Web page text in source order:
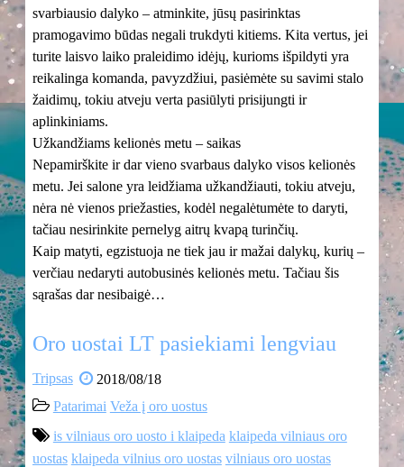
svarbiausio dalyko – atminkite, jūsų pasirinktas
pramogavimo būdas negali trukdyti kitiems. Kita vertus, jei
turite laisvo laiko praleidimo idėjų, kurioms išpildyti yra
reikalinga komanda, pavyzdžiui, pasiėmėte su savimi stalo
žaidimų, tokiu atveju verta pasiūlyti prisijungti ir
aplinkiniams.
Užkandžiams kelionės metu – saikas
Nepamirškite ir dar vieno svarbaus dalyko visos kelionės
metu. Jei salone yra leidžiama užkandžiauti, tokiu atveju,
nėra nė vienos priežasties, kodėl negalėtumėte to daryti,
tačiau nesirinkite pernelyg aitrų kvapą turinčių.
Kaip matyti, egzistuoja ne tiek jau ir mažai dalykų, kurių –
verčiau nedaryti autobusinės kelionės metu. Tačiau šis
sąrašas dar nesibaigė…
Oro uostai LT pasiekiami lengviau
Tripsas
2018/08/18
Patarimai Veža į oro uostus
is vilniaus oro uosto i klaipeda klaipeda vilniaus oro
uostas klaipeda vilnius oro uostas vilniaus oro uostas